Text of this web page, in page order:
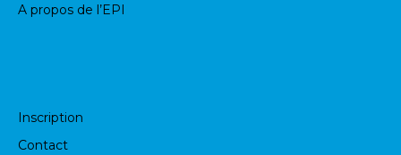
A propos de l’EPI
Inscription
Contact